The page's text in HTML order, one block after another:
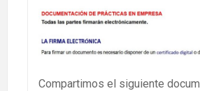
Compartimos el siguiente